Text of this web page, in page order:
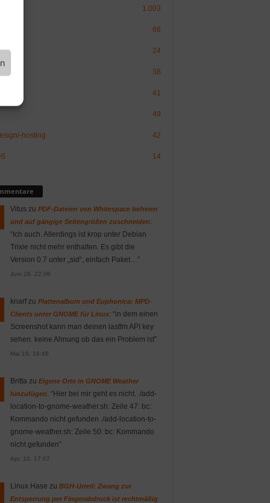
1.003
68
24
38
41
49
hosting 42
14
Vituszu PDF-Dateien von Whitespace befreien
und auf gängige Seitengrößen zuschneiden:
“Ich auch. Allerdings ist krop unter Debian
Trixie nicht mehr enthalten. Es gibt die
Version 0.7 unter „sid“, einfach Paket… ”
Juni 28, 22:06
knarfzu Plattenalbum und Euphonica: MPD-
Clients unter GNOME für Linux: “in dem einen
Screenshot kann man deinen lastfm API key
sehen. keine Ahnung ob das ein Problem ist”
Mai 19, 16:46
Britta zu Eigene Orte in GNOME Weather
hinzufügen: “Hier bei mir geht es nicht. ./add-
location-to-gnome-weather.sh: Zeile 47: bc:
Kommando nicht gefunden ./add-location-to-
gnome-weather.sh: Zeile 50: bc: Kommando
nicht gefunden”
Apr. 10, 17:07
Linux Hase zu BGH-Urteil: Zwang zur
Entsperrung per Fingerabdruck ist rechtmäßig